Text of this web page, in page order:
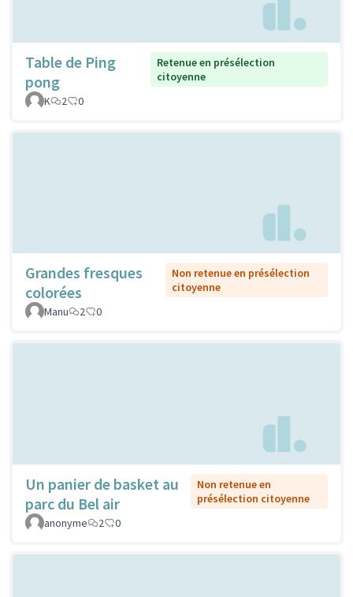
Table de Ping
pong
Retenue en présélection
citoyenne
K
2 0
Grandes fresques
colorées
Non retenue en présélection
citoyenne
Manu
2 0
Un panier de basket au
parc du Bel air
Non retenue en
présélection citoyenne
anonyme
2 0